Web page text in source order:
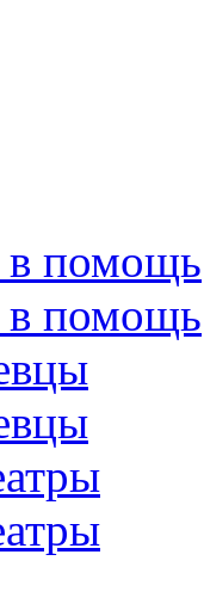
помощь
помощь